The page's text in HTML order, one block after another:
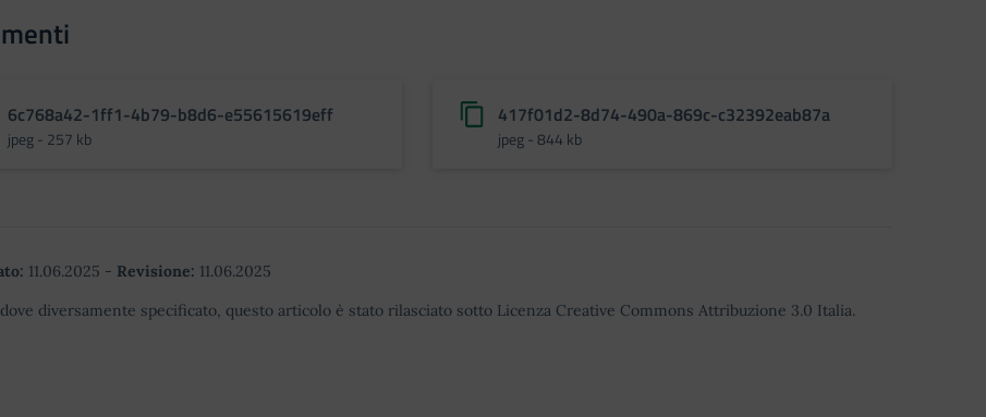
6c768a42-1ff1-4b79-b8d6-e55615619eff
jpeg - 257 kb
417f01d2-8d74-490a-869c-c32392eab87a
jpeg - 844 kb
11.06.2025 - Revisione: 11.06.2025
diversamente specificato, questo articolo è stato rilasciato sotto Licenza Creative Commons Attribuzione 3.0 Italia.